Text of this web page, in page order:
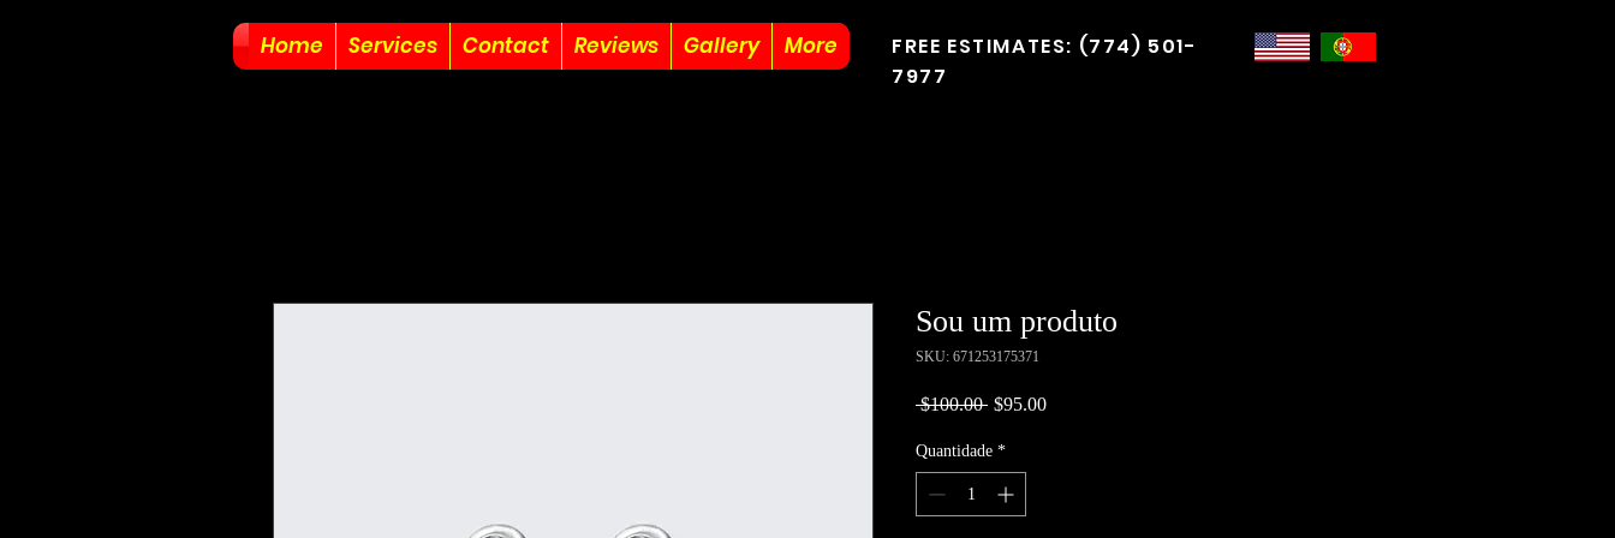
Home Services Contact Reviews Gallery More
FREE ESTIMATES: (774) 501-
7977
Sou um produto
SKU: 671253175371
$100.00 Preço
$95.00Preço
Quantidade *